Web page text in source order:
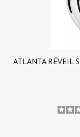
ATLANTA RÉVEIL